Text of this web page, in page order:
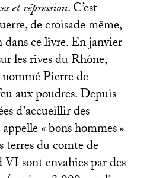
et répression. C’est
de croisade même,
ce livre. En janvier
les rives du Rhône,
Pierre de
aux poudres. Depuis
d’accueillir des
«bons hommes»
terres du comte de
VIsont envahies par des